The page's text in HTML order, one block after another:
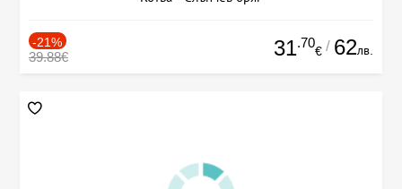
-21%
39.88€ 31.70
€ / 62лв.